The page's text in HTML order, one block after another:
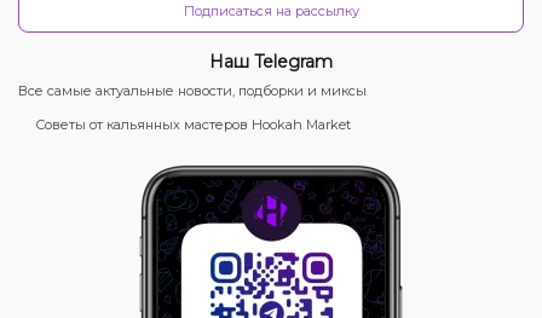
Подписаться на рассылку
Наш Telegram
Все самые актуальные новости, подборки и миксы
Советы от кальянных мастеров Hookah Market